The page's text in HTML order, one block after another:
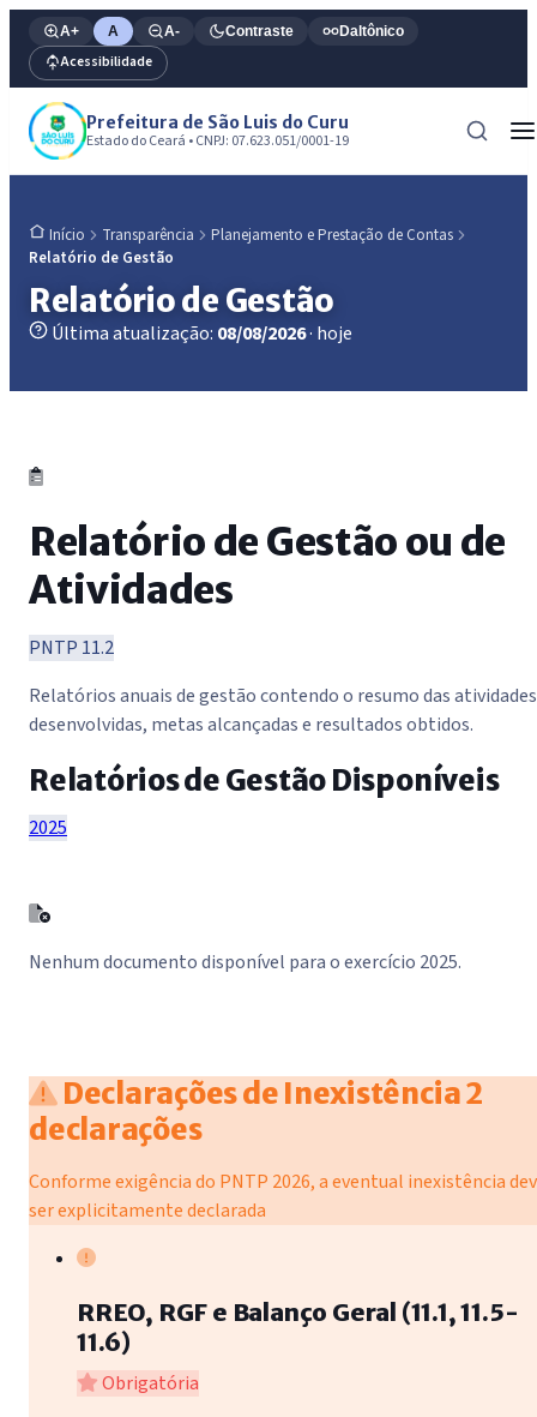
A+ A A- Contraste Daltônico
Acessibilidade
Prefeitura de São Luis do Curu
Estado do Ceará • CNPJ: 07.623.051/0001-19
Início Transparência
Planejamento e Prestação de Contas
Relatório de Gestão
Relatório de Gestão
Última atualização: 08/08/2026· hoje
Relatório de Gestão ou de
Atividades
PNTP 11.2
Relatórios anuais de gestão contendo o resumo das atividades
desenvolvidas, metas alcançadas e resultados obtidos.
Relatórios de Gestão Disponíveis
2025
Nenhum documento disponível para o exercício 2025.
Declarações de Inexistência2
declarações
Conforme exigência do PNTP 2026, a eventual inexistência
ser explicitamente declarada
RREO, RGF e Balanço Geral (11.1, 11.5-
11.6)
Obrigatória